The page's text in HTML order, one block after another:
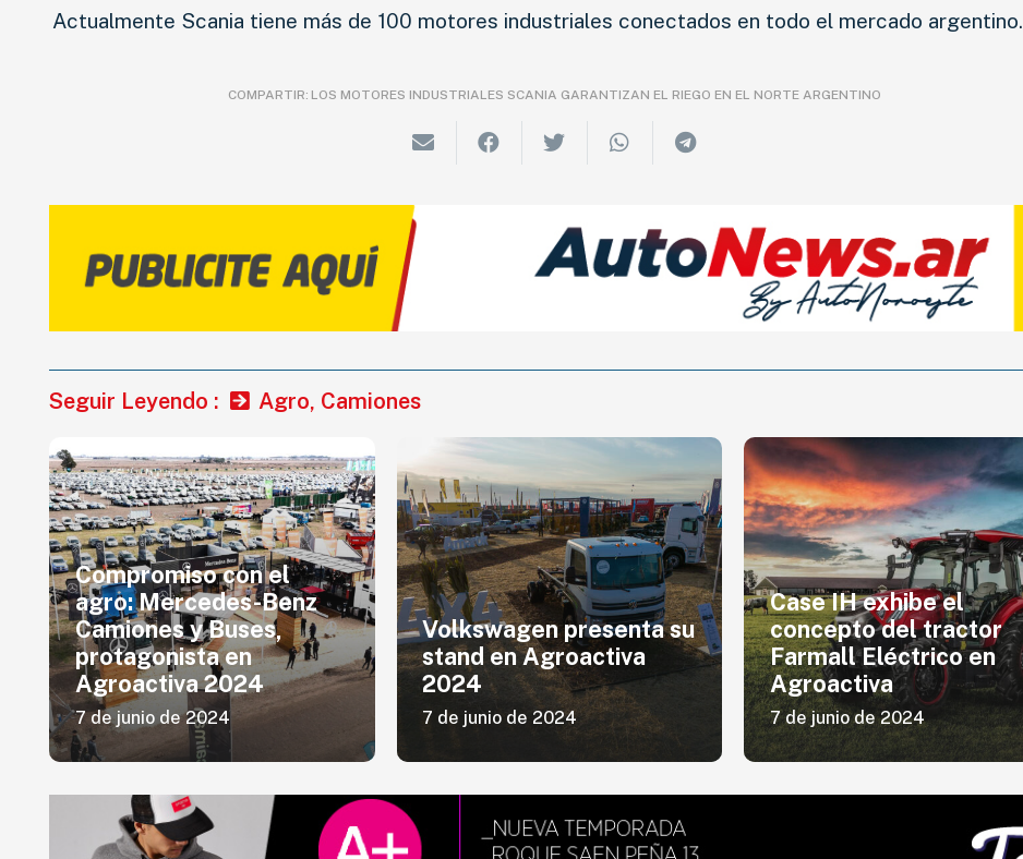
SEGURIDAD VIAL
CLASIFICADOS
Actualmente Scania tiene más de 100 motores industriales conectados en todo el mercado argentino.
COMPARTIR: LOS MOTORES INDUSTRIALES SCANIA GARANTIZAN EL RIEGO EN EL NORTE ARGENTINO
Seguir Leyendo : Agro, Camiones
Compromiso con el
agro: Mercedes-Benz
Camiones y Buses,
protagonista en
Agroactiva 2024
7 de junio de 2024
Volkswagen presenta su
stand en Agroactiva
2024
7 de junio de 2024
Case IH exhibe el
concepto del tractor
Farmall Eléctrico en
Agroactiva
7 de junio de 2024